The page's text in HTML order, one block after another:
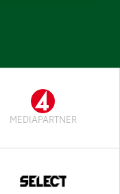
MEDIAPARTNER